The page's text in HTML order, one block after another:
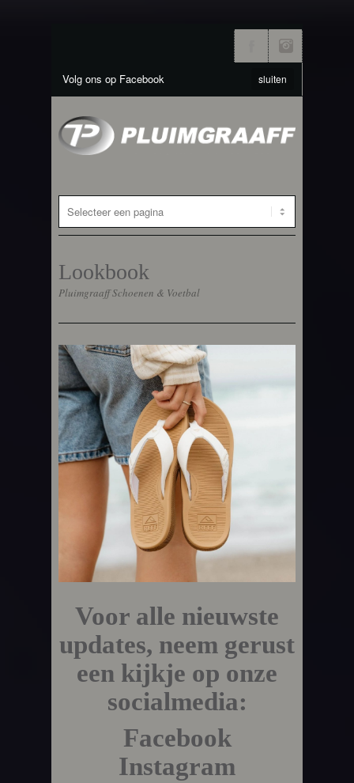
Volg ons op Facebook sluiten
Lookbook
Pluimgraaff Schoenen & Voetbal
Voor alle nieuwste
updates, neem gerust
een kijkje op onze
socialmedia:
Facebook
Instagram